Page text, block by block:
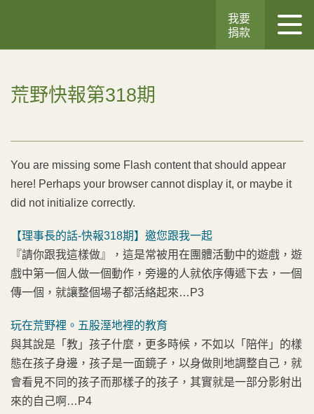
我要
捐款
荒野快報第318期
You are missing some Flash content that should appear
here! Perhaps your browser cannot display it, or maybe it
did not initialize correctly.
【理事長的話-快報318期】邀您跟我一起
『請你跟我這樣做』，這是常被用在團體活動中的遊戲，遊
戲中第一個人做一個動作，旁邊的人就依序傳遞下去，一個
傳一個，就讓整個場子都活絡起來…P3
玩在荒野裡。五股溼地裡的教育
與其說是「教」孩子什麼，更多時候，不如以「陪伴」的樣
態在孩子身邊，孩子是一面鏡子，以身做則地調整自己，就
會看見不同的孩子而那樣子的孩子，其實就是一部分影射出
來的自己啊…P4